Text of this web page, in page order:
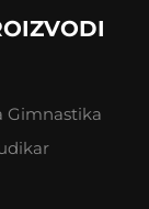
Gimnastika